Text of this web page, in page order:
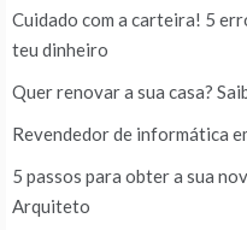
Cuidado com a carteira! 5
teu dinheiro
Quer renovar a sua casa?
Revendedor de informática
5 passos para obter a sua
Arquiteto